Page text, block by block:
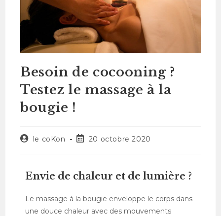
Besoin de cocooning ?
Testez le massage à la
bougie !
le coKon 20 octobre 2020
Envie de chaleur et de lumière ?
Le massage à la bougie enveloppe le corps dans
une douce chaleur avec des mouvements